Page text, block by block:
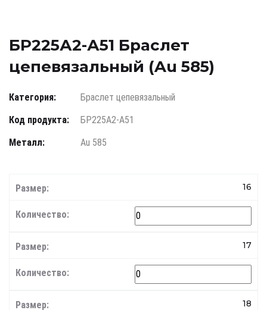
БР225А2-А51 Браслет
цепевязальный (Au 585)
Категория:
Браслет цепевязальный
Код продукта:
БР225А2-А51
Металл:
Au 585
16
17
18